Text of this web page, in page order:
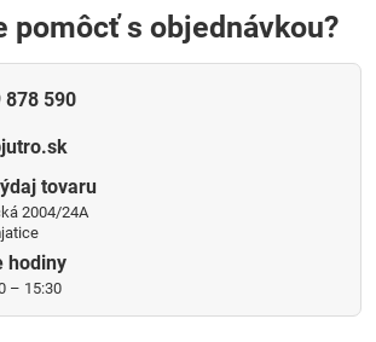
pomôcť s objednávkou?
878 590
tovaru
2004/24A
hodiny
– 15:30